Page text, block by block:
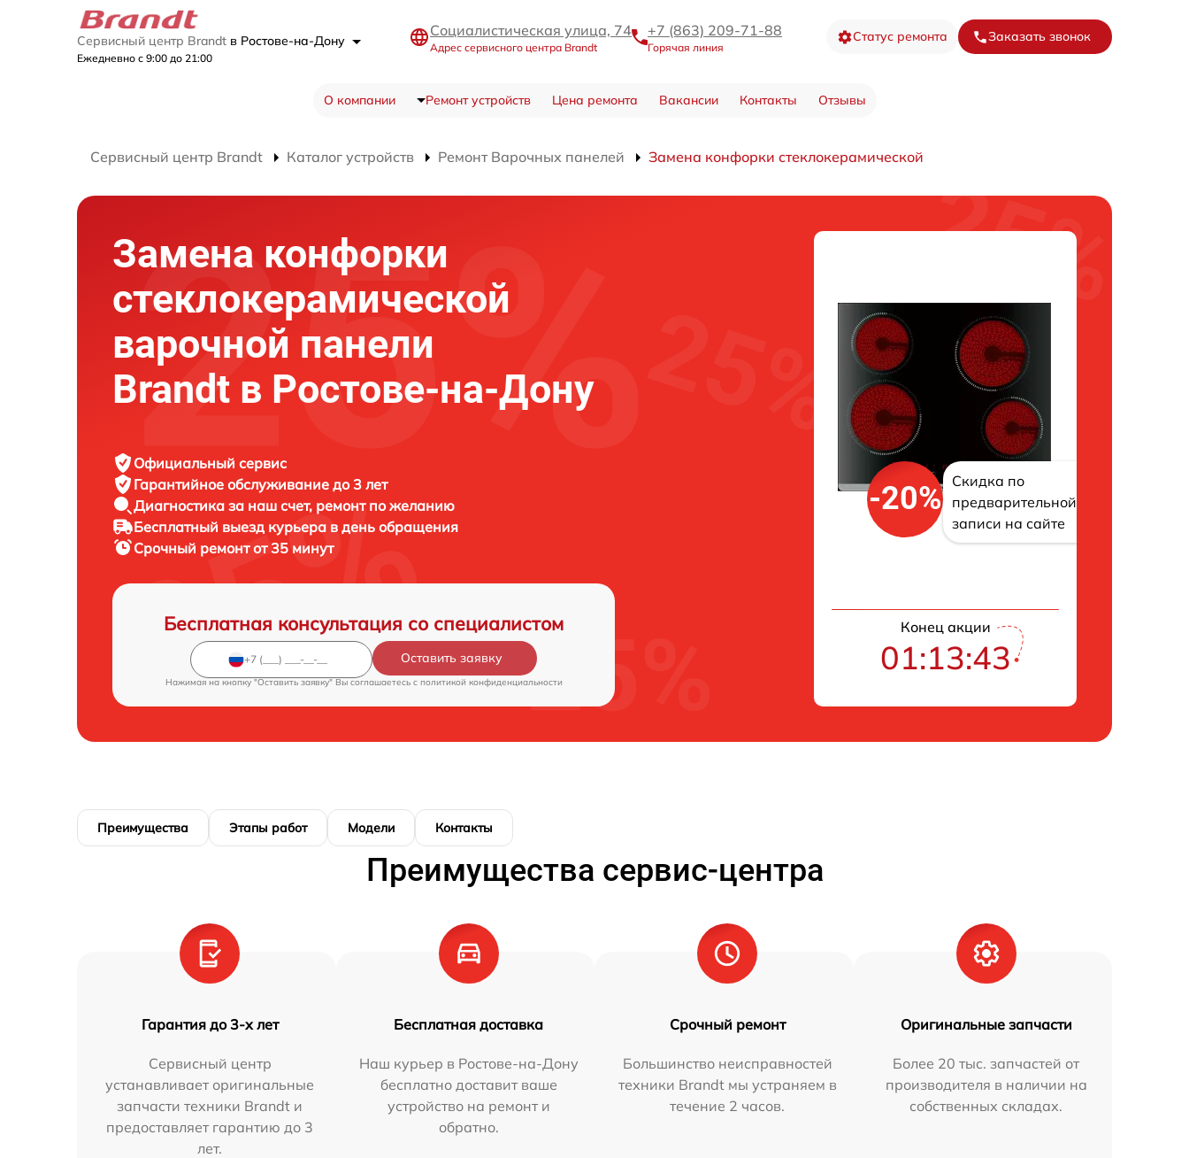
Сервисный центр Brandt в Ростове-на-Дону
Ежедневно с 9:00 до 21:00
Социалистическая улица, 74
Адрес сервисного центра Brandt
+7 (863) 209-71-88
Горячая линия
Статус ремонта Заказать звонок
О компании Ремонт устройств Цена ремонта Вакансии Контакты Отзывы
Сервисный центр Brandt Каталог устройств Ремонт Варочных панелей Замена конфорки стеклокерамической
Замена конфорки
стеклокерамической
варочной панели
Brandt в Ростове-на-Дону
Официальный сервис
Гарантийное обслуживание до 3 лет
Диагностика за наш счет, ремонт по желанию
Бесплатный выезд курьера в день обращения
Срочный ремонтот 35 минут
Бесплатная консультация со специалистом
Оставить заявку
Нажимая на кнопку "Оставить заявку" Вы соглашаетесь c политикой конфиденциальности
-20%
Скидка по
предварительной
записи на сайте
Конец акции
01:13:42
Преимущества Этапы работ Модели Контакты
Преимущества сервис-центра
Гарантия до 3-х лет
Сервисный центр
устанавливает оригинальные
запчасти техники Brandt и
предоставляет гарантию до 3
лет.
Бесплатная доставка
Наш курьер в Ростове-на-Дону
бесплатно доставит ваше
устройство на ремонт и
обратно.
Срочный ремонт
Большинство неисправностей
техники Brandt мы устраняем в
течение 2 часов.
Оригинальные запчасти
Более 20 тыс. запчастей от
производителя в наличии на
собственных складах.